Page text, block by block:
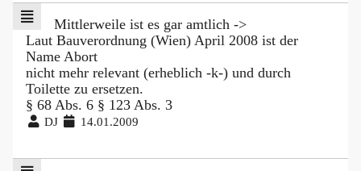
Mittlerweile ist es gar amtlich ->
Laut Bauverordnung (Wien) April 2008 ist der
Name Abort
nicht mehr relevant (erheblich -k-) und durch
Toilette zu ersetzen.
§ 68 Abs. 6 § 123 Abs. 3
DJ 14.01.2009